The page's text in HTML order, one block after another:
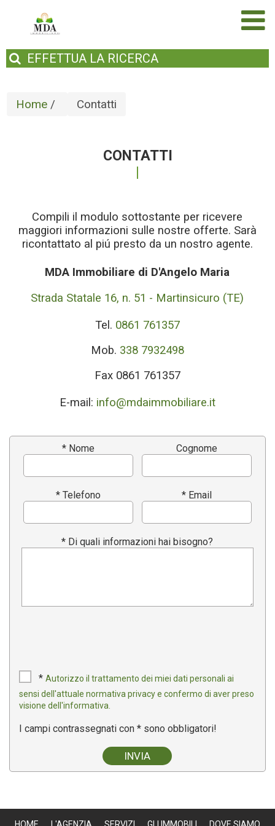
EFFETTUA LA RICERCA
Home / Contatti
CONTATTI
Compili il modulo sottostante per ricevere
maggiori informazioni sulle nostre offerte. Sarà
ricontattato al piú presto da un nostro agente.
MDA Immobiliare di D'Angelo Maria
Strada Statale 16, n. 51 - Martinsicuro (TE)
Tel. 0861 761357
Mob. 338 7932498
Fax 0861 761357
E-mail: info@mdaimmobiliare.it
* Nome Cognome
* Telefono * Email
* Di quali informazioni hai bisogno?
*Autorizzo il trattamento dei miei dati personali ai
sensi dell'attuale normativa privacy e confermo di aver preso
visione dell'informativa.
I campi contrassegnati con * sono obbligatori!